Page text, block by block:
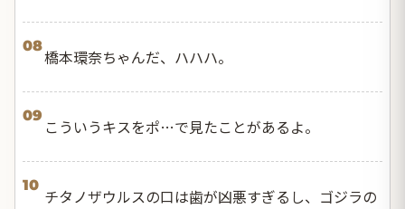
08
橋本環奈ちゃんだ、ハハハ。
09
こういうキスをポ…で見たことがあるよ。
10
チタノザウルスの口は歯が凶悪すぎるし、ゴジラの